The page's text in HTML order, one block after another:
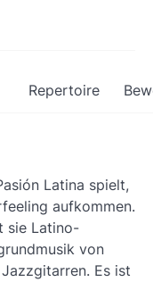
Repertoire
Latina spielt,
aufkommen.
sie Latino-
von
Es ist